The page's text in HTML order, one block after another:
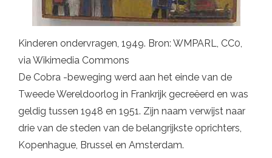
Kinderen ondervragen, 1949. Bron: WMPARL, CC0,
via Wikimedia Commons
De Cobra -beweging werd aan het einde van de
Tweede Wereldoorlog in Frankrijk gecreëerd en was
geldig tussen 1948 en 1951. Zijn naam verwijst naar
drie van de steden van de belangrijkste oprichters,
Kopenhague, Brussel en Amsterdam.